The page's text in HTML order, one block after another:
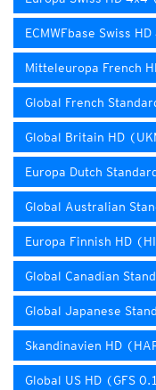
ECMWFbase Swiss
Mitteleuropa French
Global French
Global Britain HD
Europa Dutch
Global Australian
Europa Finnish HD
Global Canadian
Global Japanese
Skandinavien HD
Global US HD (GFS